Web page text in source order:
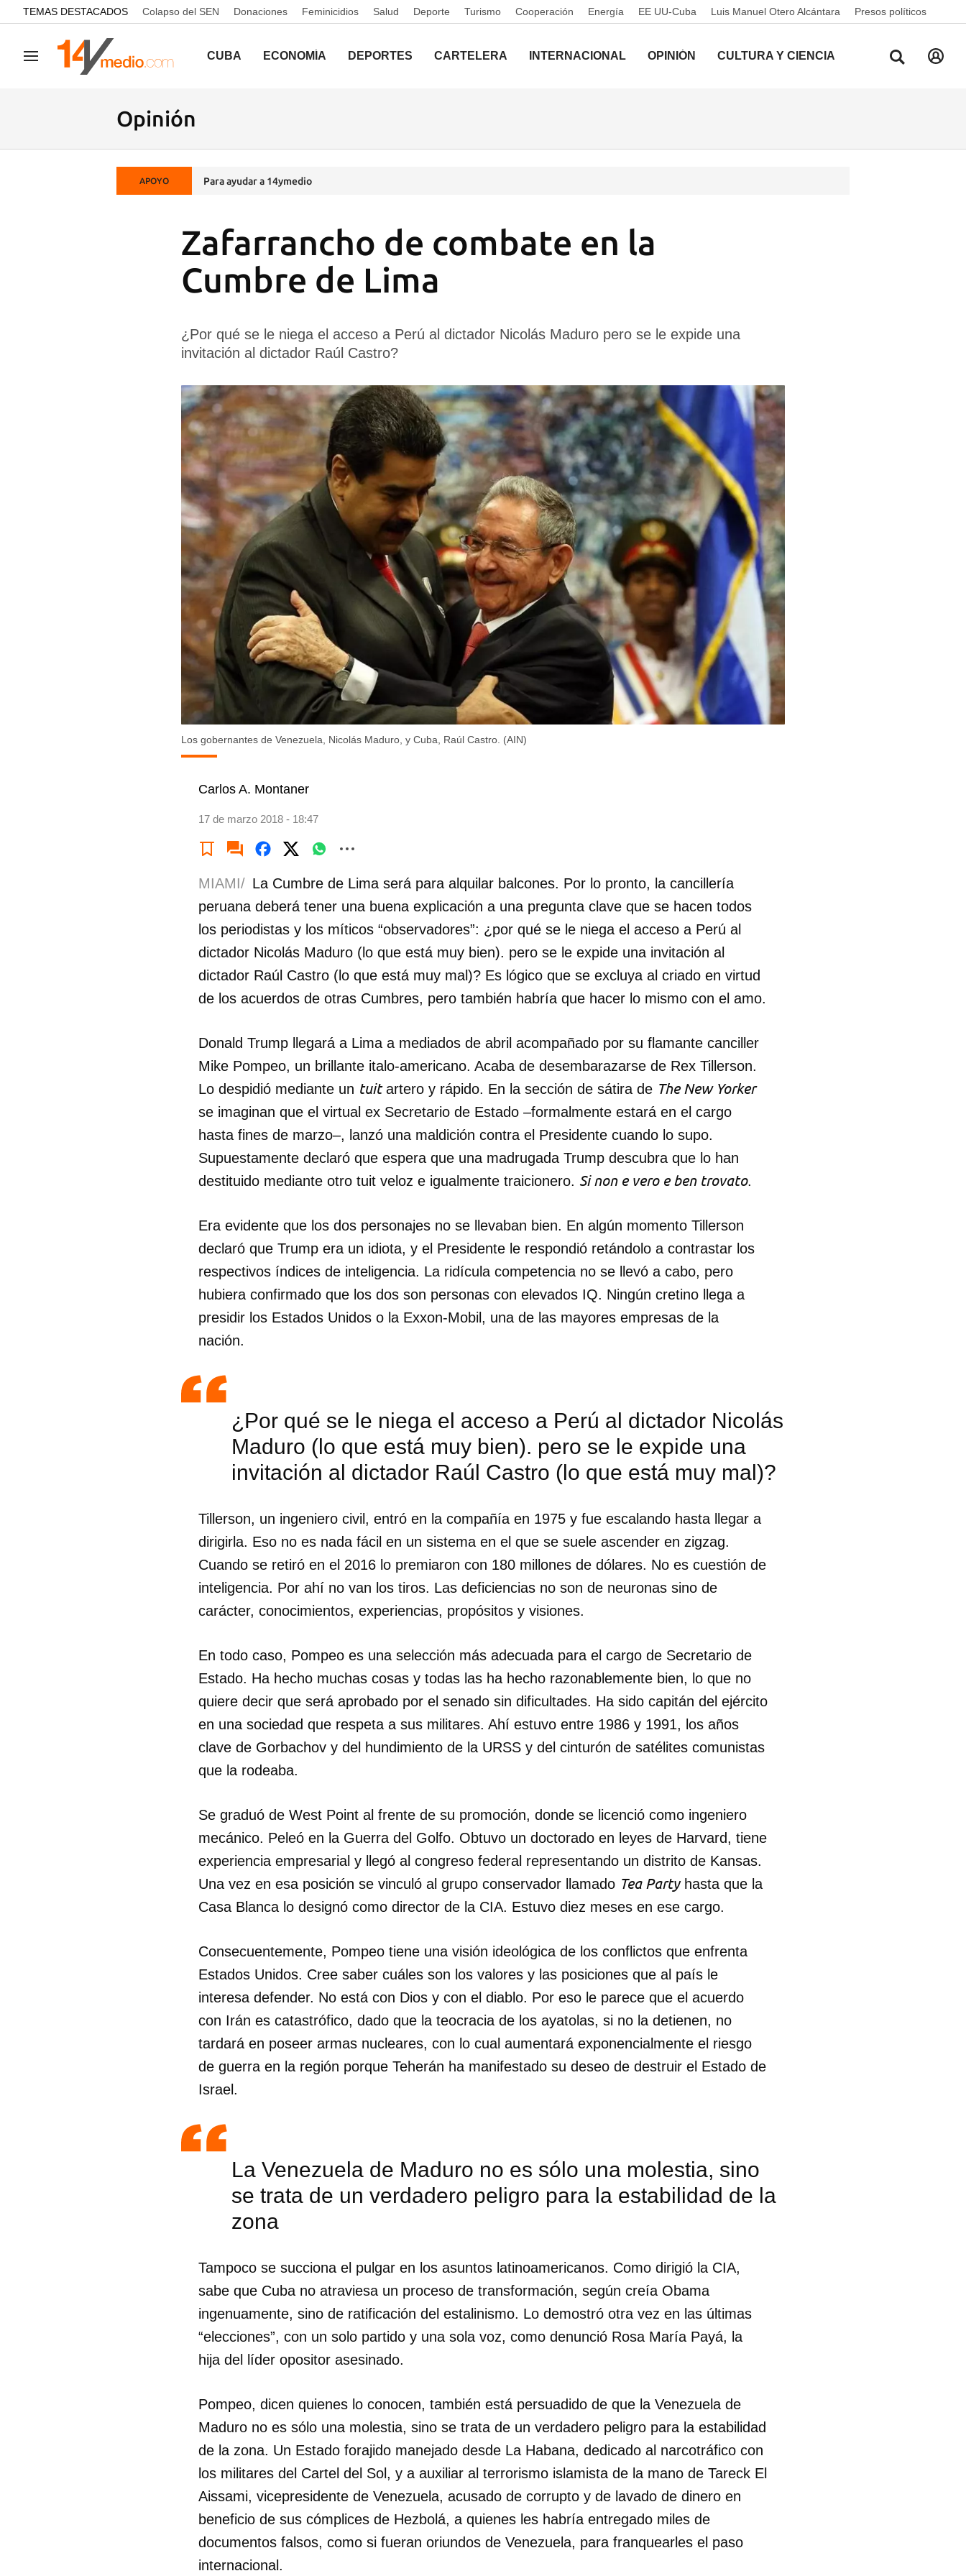
common.go-to-content
TEMAS DESTACADOS Colapso del SEN Donaciones Feminicidios Salud Deporte Turismo Cooperación Energía EE UU-Cuba Luis Manuel Otero Alcántara Presos políticos
Navegación CUBA ECONOMÍA DEPORTES CARTELERA INTERNACIONAL OPINIÓN CULTURA Y CIENCIA
Opinión
APOYO Para ayudar a 14ymedio
Zafarrancho de combate en la
Cumbre de Lima
¿Por qué se le niega el acceso a Perú al dictador Nicolás Maduro pero se le expide una
invitación al dictador Raúl Castro?
Los gobernantes de Venezuela, Nicolás Maduro, y Cuba, Raúl Castro. (AIN)
Carlos A. Montaner
17 de marzo 2018 - 18:47
Guardar como favorito
Para poder guardar como favorito, primero has de iniciar sesión con tu
MIAMI/ La Cumbre de Lima será para alquilar balcones. Por lo pronto, la cancillería
peruana deberá tener una buena explicación a una pregunta clave que se hacen todos
los periodistas y los míticos “observadores”: ¿por qué se le niega el acceso a Perú al
dictador Nicolás Maduro (lo que está muy bien). pero se le expide una invitación al
dictador Raúl Castro (lo que está muy mal)? Es lógico que se excluya al criado en virtud
de los acuerdos de otras Cumbres, pero también habría que hacer lo mismo con el amo.
Donald Trump llegará a Lima a mediados de abril acompañado por su flamante canciller
Mike Pompeo, un brillante italo-americano. Acaba de desembarazarse de Rex Tillerson.
Lo despidió mediante un tuitartero y rápido. En la sección de sátira de The New Yorker
se imaginan que el virtual ex Secretario de Estado –formalmente estará en el cargo
hasta fines de marzo–, lanzó una maldición contra el Presidente cuando lo supo.
Supuestamente declaró que espera que una madrugada Trump descubra que lo han
destituido mediante otro tuit veloz e igualmente traicionero. Si non e vero e ben trovato.
Era evidente que los dos personajes no se llevaban bien. En algún momento Tillerson
declaró que Trump era un idiota, y el Presidente le respondió retándolo a contrastar los
respectivos índices de inteligencia. La ridícula competencia no se llevó a cabo, pero
hubiera confirmado que los dos son personas con elevados IQ. Ningún cretino llega a
presidir los Estados Unidos o la Exxon-Mobil, una de las mayores empresas de la
nación.
¿Por qué se le niega el acceso a Perú al dictador Nicolás
Maduro (lo que está muy bien). pero se le expide una
invitación al dictador Raúl Castro (lo que está muy mal)?
Tillerson, un ingeniero civil, entró en la compañía en 1975 y fue escalando hasta llegar a
dirigirla. Eso no es nada fácil en un sistema en el que se suele ascender en zigzag.
Cuando se retiró en el 2016 lo premiaron con 180 millones de dólares. No es cuestión de
inteligencia. Por ahí no van los tiros. Las deficiencias no son de neuronas sino de
carácter, conocimientos, experiencias, propósitos y visiones.
En todo caso, Pompeo es una selección más adecuada para el cargo de Secretario de
Estado. Ha hecho muchas cosas y todas las ha hecho razonablemente bien, lo que no
quiere decir que será aprobado por el senado sin dificultades. Ha sido capitán del ejército
en una sociedad que respeta a sus militares. Ahí estuvo entre 1986 y 1991, los años
clave de Gorbachov y del hundimiento de la URSS y del cinturón de satélites comunistas
que la rodeaba.
Se graduó de West Point al frente de su promoción, donde se licenció como ingeniero
mecánico. Peleó en la Guerra del Golfo. Obtuvo un doctorado en leyes de Harvard, tiene
experiencia empresarial y llegó al congreso federal representando un distrito de Kansas.
Una vez en esa posición se vinculó al grupo conservador llamado Tea Partyhasta que la
Casa Blanca lo designó como director de la CIA. Estuvo diez meses en ese cargo.
Consecuentemente, Pompeo tiene una visión ideológica de los conflictos que enfrenta
Estados Unidos. Cree saber cuáles son los valores y las posiciones que al país le
interesa defender. No está con Dios y con el diablo. Por eso le parece que el acuerdo
con Irán es catastrófico, dado que la teocracia de los ayatolas, si no la detienen, no
tardará en poseer armas nucleares, con lo cual aumentará exponencialmente el riesgo
de guerra en la región porque Teherán ha manifestado su deseo de destruir el Estado de
Israel.
La Venezuela de Maduro no es sólo una molestia, sino
se trata de un verdadero peligro para la estabilidad de la
zona
Tampoco se succiona el pulgar en los asuntos latinoamericanos. Como dirigió la CIA,
sabe que Cuba no atraviesa un proceso de transformación, según creía Obama
ingenuamente, sino de ratificación del estalinismo. Lo demostró otra vez en las últimas
“elecciones”, con un solo partido y una sola voz, como denunció Rosa María Payá, la
hija del líder opositor asesinado.
Pompeo, dicen quienes lo conocen, también está persuadido de que la Venezuela de
Maduro no es sólo una molestia, sino se trata de un verdadero peligro para la estabilidad
de la zona. Un Estado forajido manejado desde La Habana, dedicado al narcotráfico con
los militares del Cartel del Sol, y a auxiliar al terrorismo islamista de la mano de Tareck El
Aissami, vicepresidente de Venezuela, acusado de corrupto y de lavado de dinero en
beneficio de sus cómplices de Hezbolá, a quienes les habría entregado miles de
documentos falsos, como si fueran oriundos de Venezuela, para franquearles el paso
internacional.